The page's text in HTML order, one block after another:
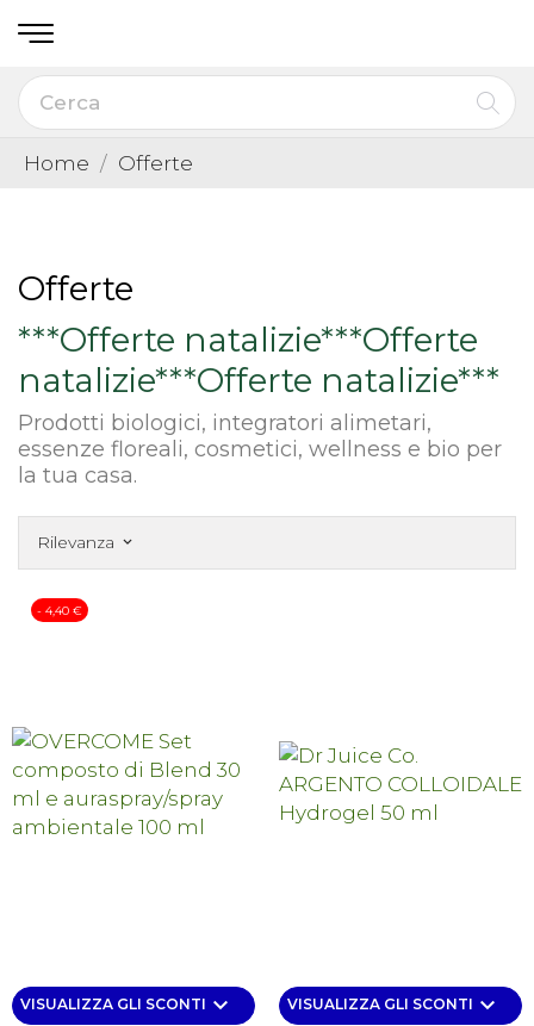
Home Offerte
Offerte
***Offerte natalizie***Offerte
natalizie***Offerte natalizie***
Prodotti biologici, integratori alimetari,
essenze floreali, cosmetici, wellness e bio per
la tua casa.
Rilevanza keyboard_arrow_down
VISUALIZZA GLI SCONTI keyboard_arrow_down
- 4,40 €
VISUALIZZA GLI SCONTI keyboard_arrow_down